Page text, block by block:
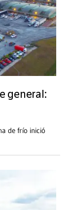
general:
de frío inició